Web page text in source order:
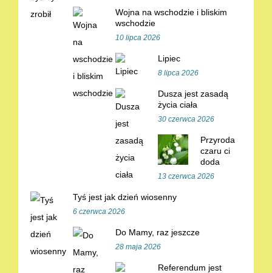
Wojna na wschodzie i bliskim
wschodzie
10 lipca 2026
Lipiec
8 lipca 2026
Dusza jest zasadą
życia ciała
30 czerwca 2026
Przyroda
czaru ci
doda
13 czerwca 2026
Tyś jest jak dzień wiosenny
6 czerwca 2026
Do Mamy, raz jeszcze
28 maja 2026
Referendum jest